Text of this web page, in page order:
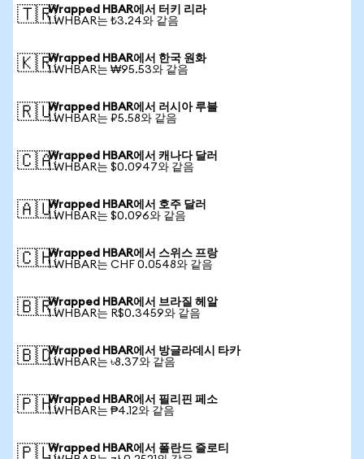
🇹🇷Wrapped HBAR에서 터키 리라
1 WHBAR는 ₺3.24와 같음
🇰🇷Wrapped HBAR에서 한국 원화
1 WHBAR는 ₩95.53와 같음
🇷🇺Wrapped HBAR에서 러시아 루블
1 WHBAR는 ₽5.58와 같음
🇨🇦Wrapped HBAR에서 캐나다 달러
1 WHBAR는 $0.0947와 같음
🇦🇺Wrapped HBAR에서 호주 달러
1 WHBAR는 $0.096와 같음
🇨🇭Wrapped HBAR에서 스위스 프랑
1 WHBAR는 CHF 0.0548와 같음
🇧🇷Wrapped HBAR에서 브라질 헤알
1 WHBAR는 R$0.3459와 같음
🇧🇩Wrapped HBAR에서 방글라데시 타카
1 WHBAR는 ৳8.37와 같음
🇵🇭Wrapped HBAR에서 필리핀 페소
1 WHBAR는 ₱4.12와 같음
🇵🇱Wrapped HBAR에서 폴란드 즐로티